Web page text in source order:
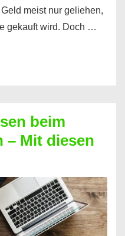
meist nur geliehen,
gekauft wird. Doch …
beim
– Mit diesen